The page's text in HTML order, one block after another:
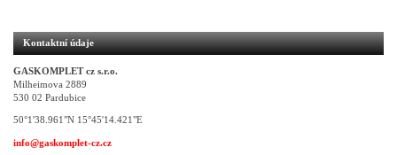
Kontaktní údaje
GASKOMPLET cz s.r.o.
Milheimova 2889
530 02 Pardubice
50°1'38.961"N 15°45'14.421"E
info@gaskomplet-cz.cz